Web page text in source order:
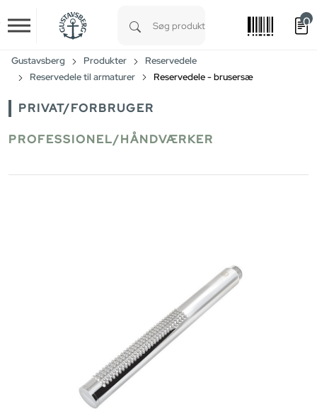
Skip to main content
0
Gustavsberg Produkter
Reservedele
Reservedele til armaturer
Reservedele - brusersæ
PRIVAT/FORBRUGER
PROFESSIONEL/HÅNDVÆRKER